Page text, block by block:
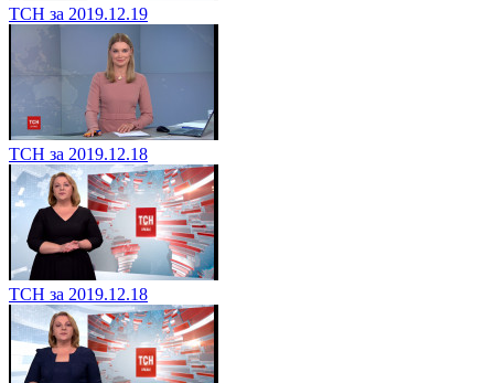
ТСН за 2019.12.19
ТСН за 2019.12.18
ТСН за 2019.12.18